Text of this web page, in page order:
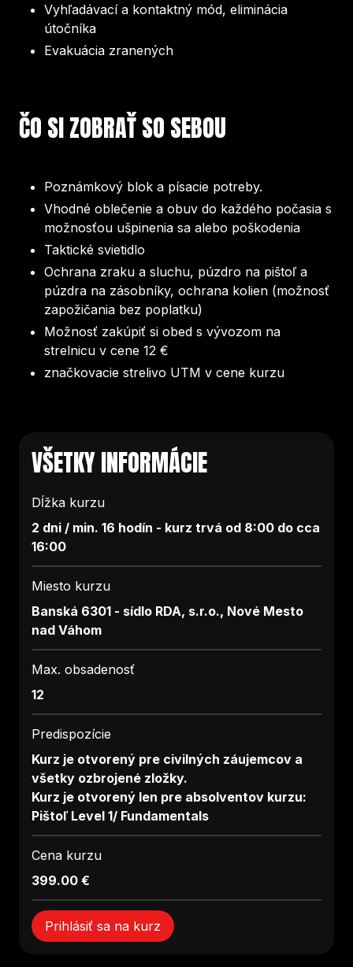
Vyhľadávací a kontaktný mód, eliminácia
útočníka
Evakuácia zranených
ČO SI ZOBRAŤ SO SEBOU
Poznámkový blok a písacie potreby.
Vhodné oblečenie a obuv do každého počasia s
možnosťou ušpinenia sa alebo poškodenia
Taktické svietidlo
Ochrana zraku a sluchu, púzdro na pištoľ a
púzdra na zásobníky, ochrana kolien (možnosť
zapožičania bez poplatku)
Možnosť zakúpiť si obed s vývozom na
strelnicu v cene 12 €
značkovacie strelivo UTM v cene kurzu
VŠETKY INFORMÁCIE
Dĺžka kurzu
2 dni / min. 16 hodín - kurz trvá od 8:00 do cca
16:00
Miesto kurzu
Banská 6301 - sídlo RDA, s.r.o., Nové Mesto
nad Váhom
Max. obsadenosť
12
Predispozície
Kurz je otvorený pre civilných záujemcov a
všetky ozbrojené zložky.
Kurz je otvorený len pre absolventov kurzu:
Pištoľ Level 1/ Fundamentals
Cena kurzu
399.00 €
Prihlásiť sa na kurz